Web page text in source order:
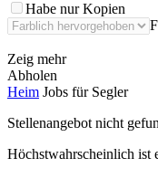
Habe nur Kopien
Zeig mehr
Abholen
Heim Jobs für Segler
Stellenangebot nicht
Höchstwahrscheinlich ist